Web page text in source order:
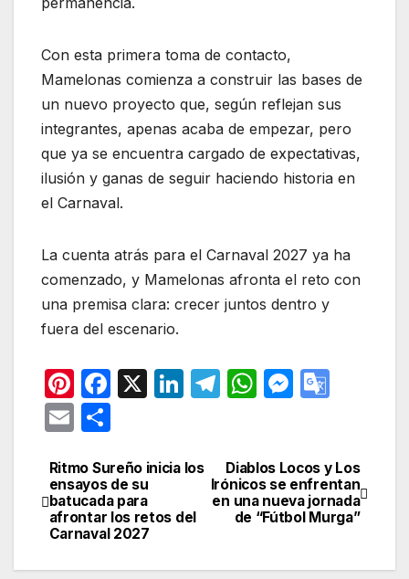
Con esta primera toma de contacto,
Mamelonas comienza a construir las bases de
un nuevo proyecto que, según reflejan sus
integrantes, apenas acaba de empezar, pero
que ya se encuentra cargado de expectativas,
ilusión y ganas de seguir haciendo historia en
el Carnaval.
La cuenta atrás para el Carnaval 2027 ya ha
comenzado, y Mamelonas afronta el reto con
una premisa clara: crecer juntos dentro y
fuera del escenario.
Pi
nt
er
e
st
F
e
b
o
X
Li
e
n
T
gr
a
m
W
s
A
p
M
s
e
n
gl
e
Tr
E
ail m
p
ar
tir
Navegación
de
Diablos Locos y Los
Irónicos se enfrentan
en una nueva jornada
de “Fútbol Murga”
Ritmo Sureño inicia los
ensayos de su
batucada para
afrontar los retos del
Carnaval 2027